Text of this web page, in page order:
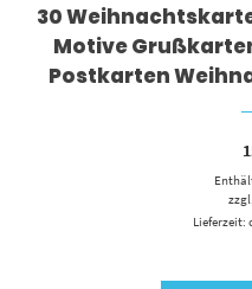
30
Motive
Postkarten
zzgl.
Lieferzeit: